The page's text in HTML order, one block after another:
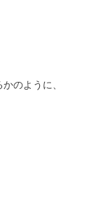
のように、